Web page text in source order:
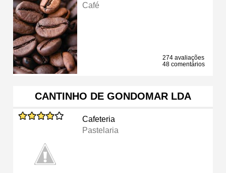
Café
274 avaliações
48 comentários
CANTINHO DE GONDOMAR LDA
Cafeteria
Pastelaria